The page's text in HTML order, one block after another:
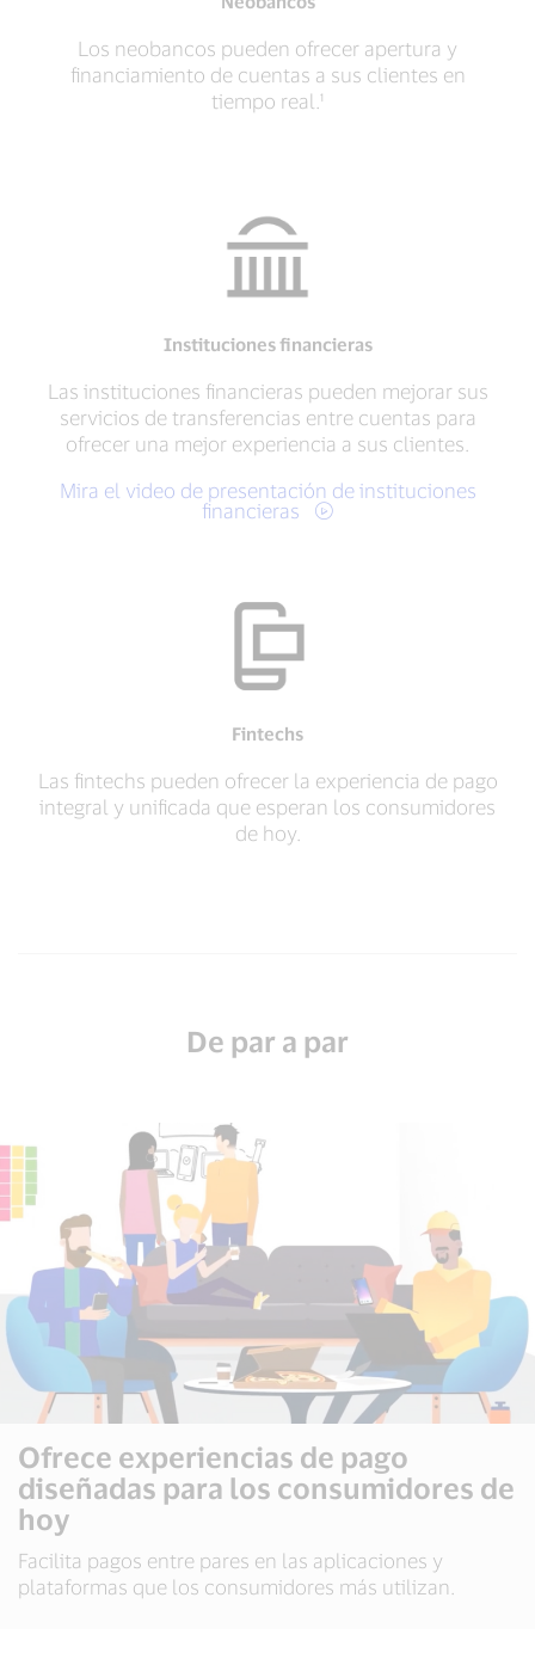
Los neobancos pueden ofrecer apertura y
financiamiento de cuentas a sus clientes en
tiempo real.¹
Instituciones financieras
Las instituciones financieras pueden mejorar sus
servicios de transferencias entre cuentas para
ofrecer una mejor experiencia a sus clientes.
Mira el video de presentación de instituciones
financieras
Fintechs
Las fintechs pueden ofrecer la experiencia de pago
integral y unificada que esperan los consumidores
de hoy.
De par a par
Ofrece experiencias de pago
diseñadas para los consumidores de
hoy
Facilita pagos entre pares en las aplicaciones y
plataformas que los consumidores más utilizan.